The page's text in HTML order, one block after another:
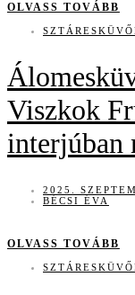
OLVASS TOVÁBB
Viszkok
interjúban
2025.
BÉCSI ÉVA
OLVASS TOVÁBB